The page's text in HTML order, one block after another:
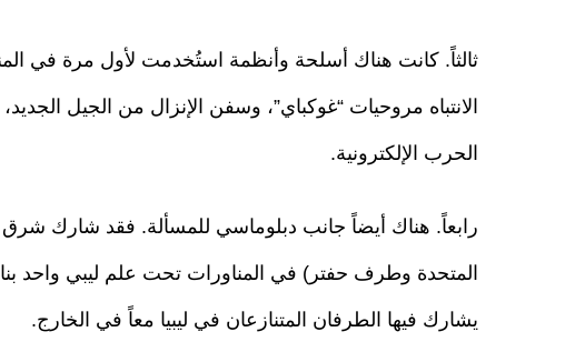
ثالثاً. كانت هناك أسلحة وأنظمة استُخدمت لأول مرة في
الانتباه مروحيات “غوكباي”، وسفن الإنزال من الجيل
الحرب الإلكترونية.
رابعاً. هناك أيضاً جانب دبلوماسي للمسألة. فقد شارك شرق
المتحدة وطرف حفتر) في المناورات تحت علم ليبي واحد
يشارك فيها الطرفان المتنازعان في ليبيا معاً في الخارج.